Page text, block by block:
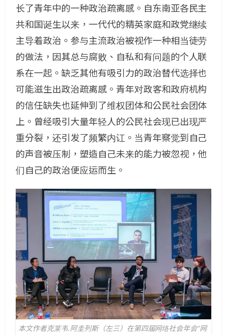
长了青年中的一种政治疏离感。自东南亚各民主
共和国诞生以来，一代代的精英家庭和政党继续
主导着政治。参与主流政治被视作一种相当徒劳
的做法，因其总与腐败、自私和有问题的个人联
系在一起。缺乏其他有吸引力的政治替代选择也
可能滋生出政治疏离感。青年对政客和政府机构
的信任缺失也延伸到了维权团体和公民社会团体
上。曾经吸引大量年轻人的公民社会现已出现严
重分裂，还引发了频繁内讧。当青年察觉到自己
的声音被压制，塑造自己未来的能力被忽视，他
们自己的政治便应运而生。
本文作者克莱韦.阿圭列斯（左三）在第四届网络社会年会“网